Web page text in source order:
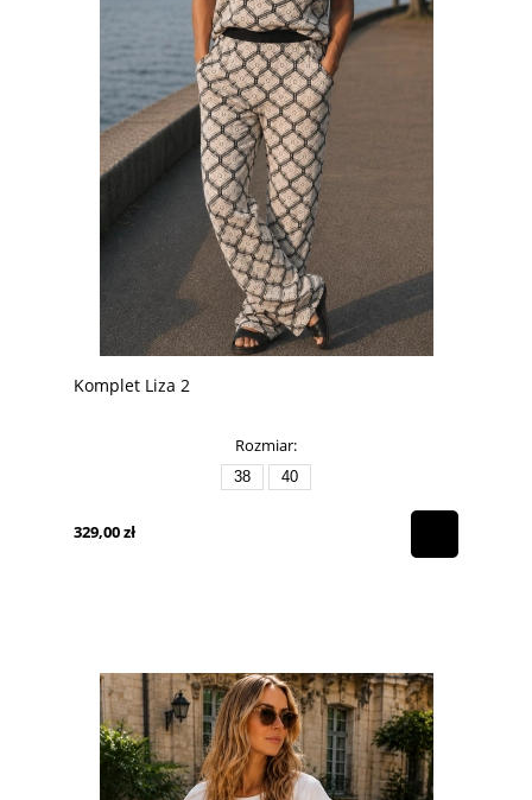
Komplet Liza 2
Rozmiar:
38 40
329,00 zł